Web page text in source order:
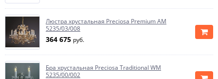
Люстра хрустальная Preciosa Premium AM
5235/03/008
364 675 руб.
Бра хрустальная Preciosa Traditional WM
5235/00/002